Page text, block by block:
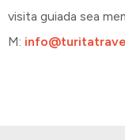
visita guiada sea
M: